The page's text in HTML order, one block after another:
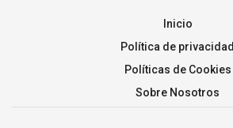
Inicio
Política de privacidad
Políticas de Cookies
Sobre Nosotros